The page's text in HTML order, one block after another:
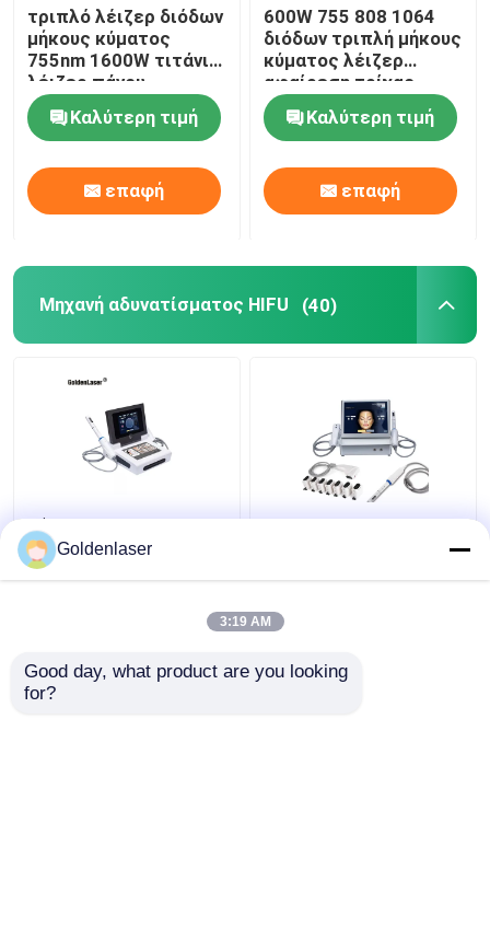
τριπλό λέιζερ διόδων
μήκους κύματος
755nm 1600W τιτάνιο
λέιζερ πάγου
σοπράνο 808 NM
Καλύτερη τιμή
επαφή
600W 755 808 1064
διόδων τριπλή μήκους
κύματος λέιζερ
αφαίρεση τρίχας
Epilation του
προσώπου μόνιμη
Καλύτερη τιμή
επαφή
Μηχανή αδυνατίσματος HIFU (40)
2$α τρισδιάστατη 7D
HIFU αδυνατίσματος
μηχανών μηχανή
2 σε 1 πρόσωπο
200W
Goldenlaser
3:19 AM
Good day, what product are you looking
for?